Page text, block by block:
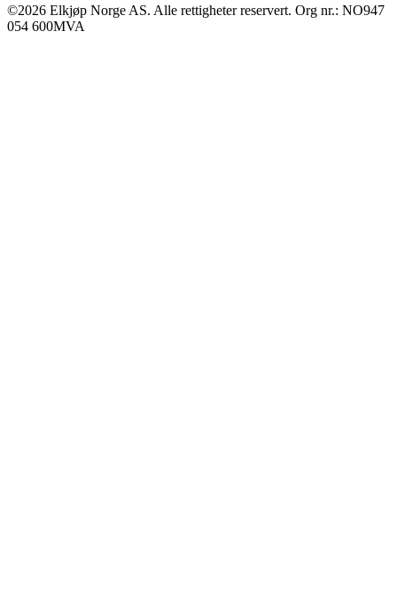
©2026 Elkjøp Norge AS. Alle rettigheter reservert. Org nr.: NO947
054 600MVA